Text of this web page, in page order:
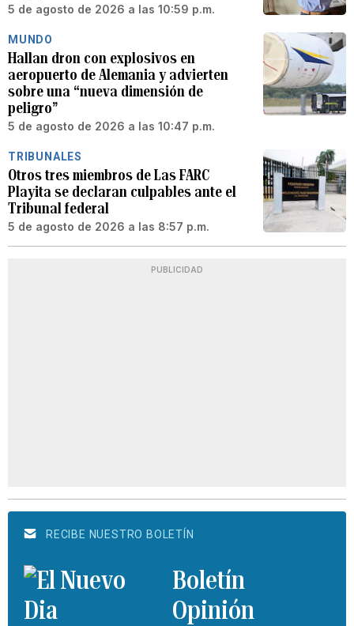
5 de agosto de 2026 a las 10:59 p.m.
MUNDO
Hallan dron con explosivos en
aeropuerto de Alemania y advierten
sobre una “nueva dimensión de
peligro”
5 de agosto de 2026 a las 10:47 p.m.
TRIBUNALES
Otros tres miembros de Las FARC
Playita se declaran culpables ante el
Tribunal federal
5 de agosto de 2026 a las 8:57 p.m.
PUBLICIDAD
RECIBE NUESTRO BOLETÍN
Boletín
Opinión